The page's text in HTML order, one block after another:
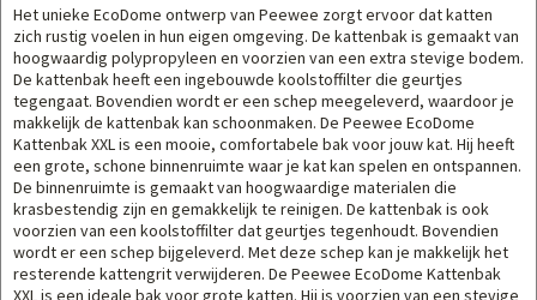
Het unieke EcoDome ontwerp van Peewee zorgt ervoor dat katten
zich rustig voelen in hun eigen omgeving. De kattenbak is gemaakt van
hoogwaardig polypropyleen en voorzien van een extra stevige bodem.
De kattenbak heeft een ingebouwde koolstoffilter die geurtjes
tegengaat. Bovendien wordt er een schep meegeleverd, waardoor je
makkelijk de kattenbak kan schoonmaken. De Peewee EcoDome
Kattenbak XXL is een mooie, comfortabele bak voor jouw kat. Hij heeft
een grote, schone binnenruimte waar je kat kan spelen en ontspannen.
De binnenruimte is gemaakt van hoogwaardige materialen die
krasbestendig zijn en gemakkelijk te reinigen. De kattenbak is ook
voorzien van een koolstoffilter dat geurtjes tegenhoudt. Bovendien
wordt er een schep bijgeleverd. Met deze schep kan je makkelijk het
resterende kattengrit verwijderen. De Peewee EcoDome Kattenbak
XXL is een ideale bak voor grote katten. Hij is voorzien van een stevige